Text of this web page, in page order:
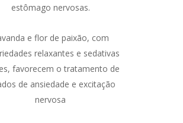
estômago nervosas.
e flor de paixão, com
relaxantes e sedativas
favorecem o tratamento de
de ansiedade e excitação
nervosa